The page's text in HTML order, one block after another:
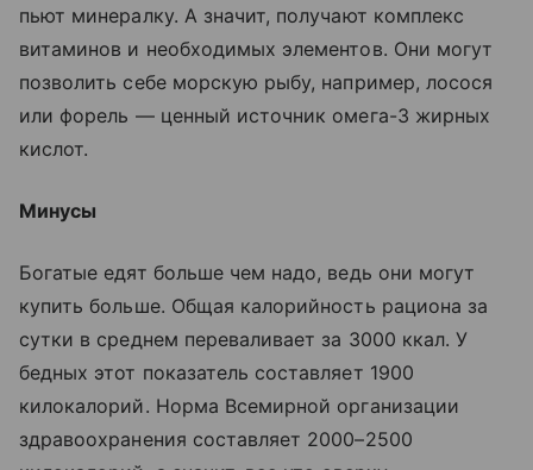
пьют минералку. А значит, получают комплекс
витаминов и необходимых элементов. Они могут
позволить себе морскую рыбу, например, лосося
или форель — ценный источник омега-3 жирных
кислот.
Минусы
Богатые едят больше чем надо, ведь они могут
купить больше. Общая калорийность рациона за
сутки в среднем переваливает за 3000 ккал. У
бедных этот показатель составляет 1900
килокалорий. Норма Всемирной организации
здравоохранения составляет 2000–2500